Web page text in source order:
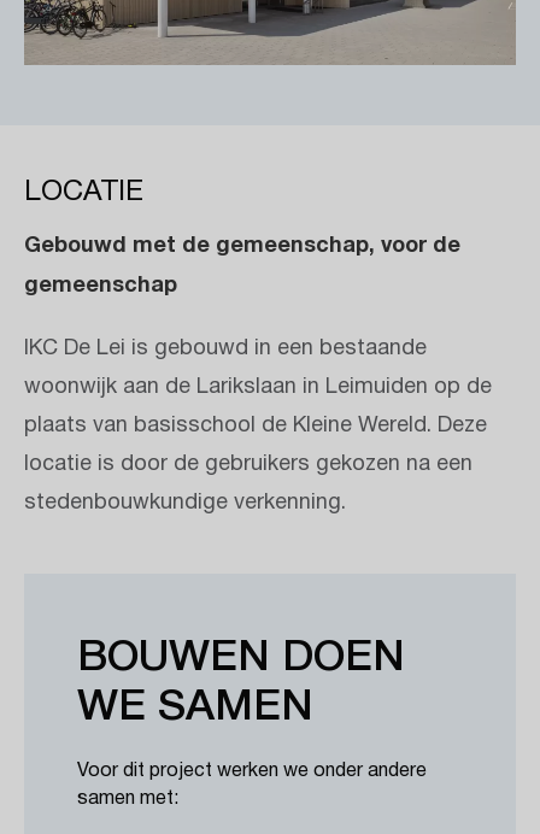
LOCATIE
Gebouwd met de gemeenschap, voor de
gemeenschap
IKC De Lei is gebouwd in een bestaande
woonwijk aan de Larikslaan in Leimuiden op de
plaats van basisschool de Kleine Wereld. Deze
locatie is door de gebruikers gekozen na een
stedenbouwkundige verkenning.
BOUWEN DOEN
WE SAMEN
Voor dit project werken we onder andere
samen met: